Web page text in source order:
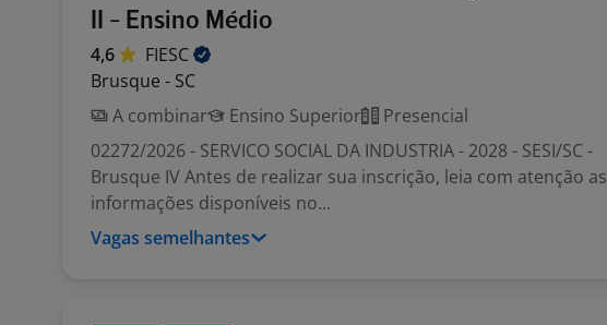
II - Ensino Médio
4,6
FIESC
Brusque - SC
A combinar
Ensino Superior
Presencial
02272/2026 - SERVICO SOCIAL DA INDUSTRIA - 2028 - SESI/SC -
Brusque IV Antes de realizar sua inscrição, leia com atenção as
informações disponíveis no...
Vagas semelhantes